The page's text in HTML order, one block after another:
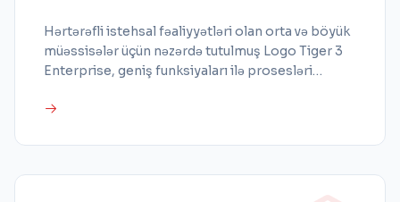
Hərtərəfli istehsal fəaliyyətləri olan orta və böyük
müəssisələr üçün nəzərdə tutulmuş Logo Tiger 3
Enterprise, geniş funksiyaları ilə prosesləri
ehtiyacları effektiv şəkildə ödəməklə istehsalda